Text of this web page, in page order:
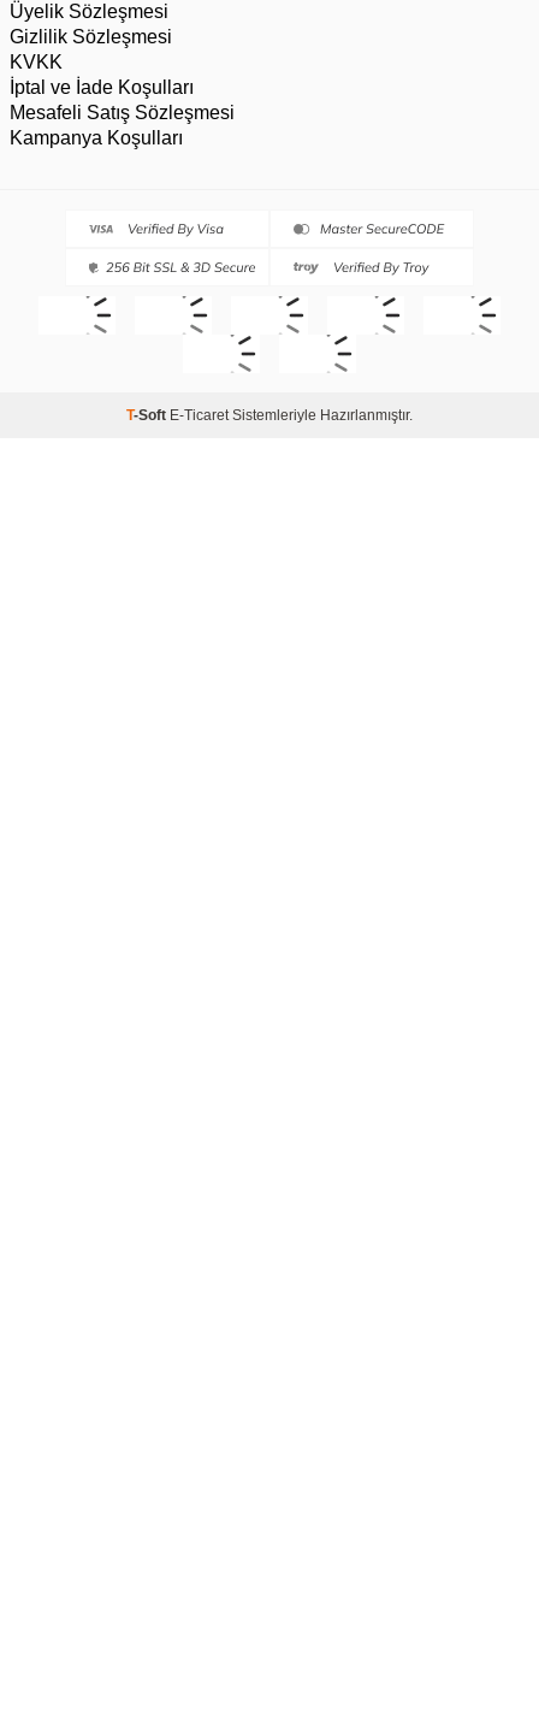
Üyelik Sözleşmesi
Gizlilik Sözleşmesi
KVKK
İptal ve İade Koşulları
Mesafeli Satış Sözleşmesi
Kampanya Koşulları
T-Soft E-Ticaret Sistemleriyle Hazırlanmıştır.